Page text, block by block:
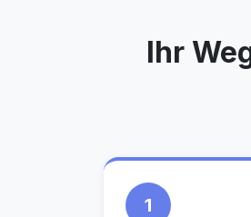
Ihr
1